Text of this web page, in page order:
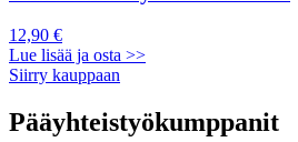
12,90 €
Lue lisää ja osta >>
Siirry kauppaan
Pääyhteistyökumppanit